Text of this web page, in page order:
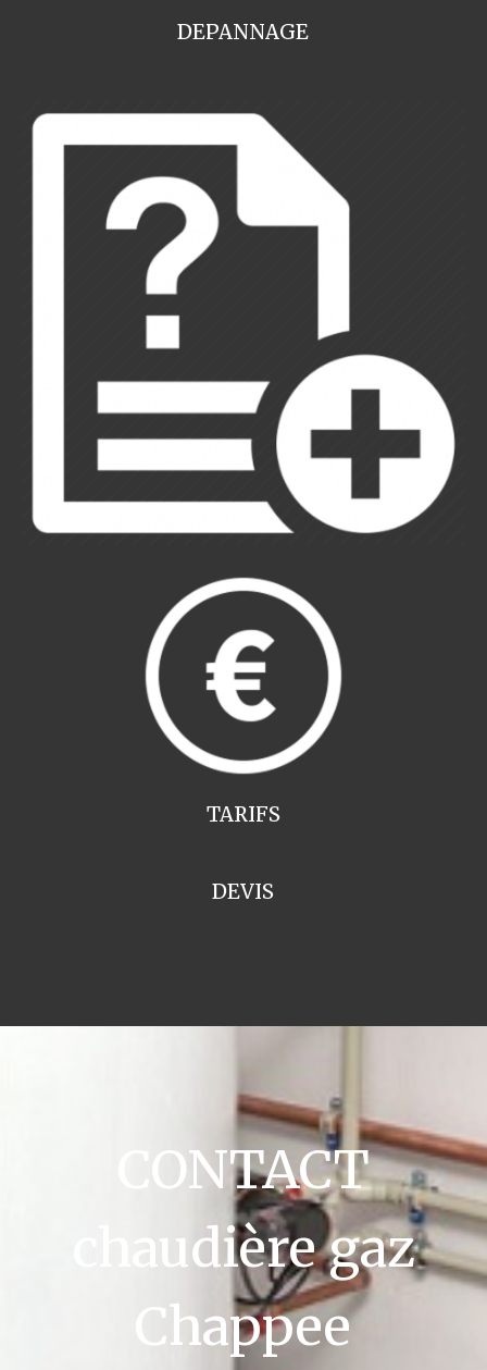
DEPANNAGE
TARIFS
DEVIS
CONTACT
chaudière gaz
Chappee